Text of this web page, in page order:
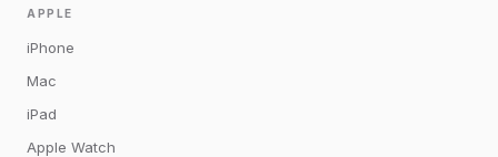
APPLE
iPhone
Mac
iPad
Apple Watch